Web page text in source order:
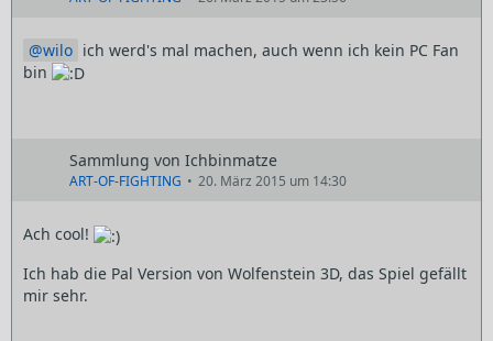
wilo ich werd's mal machen, auch wenn ich kein PC Fan
bin
Sammlung von Ichbinmatze
ART-OF-FIGHTING 20. März 2015 um 14:30
Ach cool!
Ich hab die Pal Version von Wolfenstein 3D, das Spiel gefällt
mir sehr.